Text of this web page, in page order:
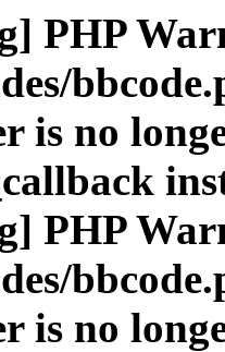
PHP
is no
PHP
is no